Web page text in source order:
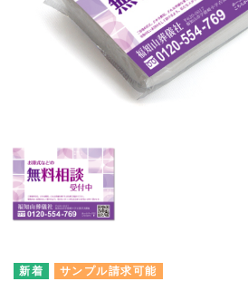
サンプル請求可能